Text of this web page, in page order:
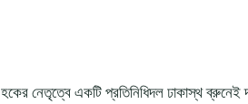
নেতৃত্বে একটি প্রতিনিধিদল ঢাকাস্থ ব্রুনেই